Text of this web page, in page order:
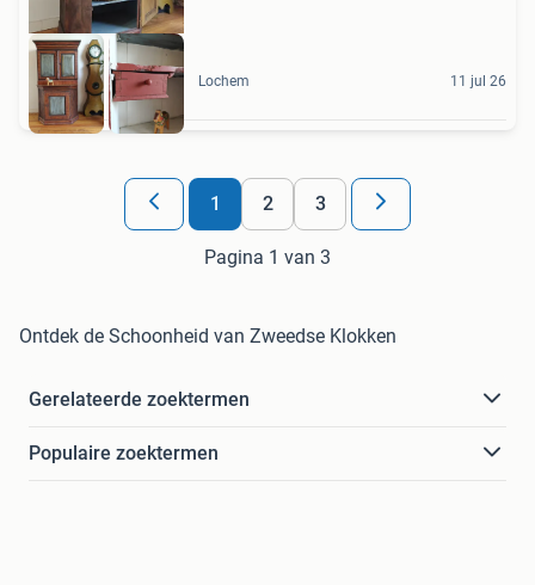
Lochem 11 jul 26
1 2 3
Pagina 1 van 3
Ontdek de Schoonheid van Zweedse Klokken
Gerelateerde zoektermen
Populaire zoektermen